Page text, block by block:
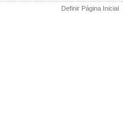
Definir Página Inicial